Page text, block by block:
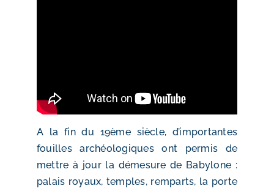
A la fin du 19ème siècle, d’importantes
fouilles archéologiques ont permis de
mettre à jour la démesure de Babylone :
palais royaux, temples, remparts, la porte